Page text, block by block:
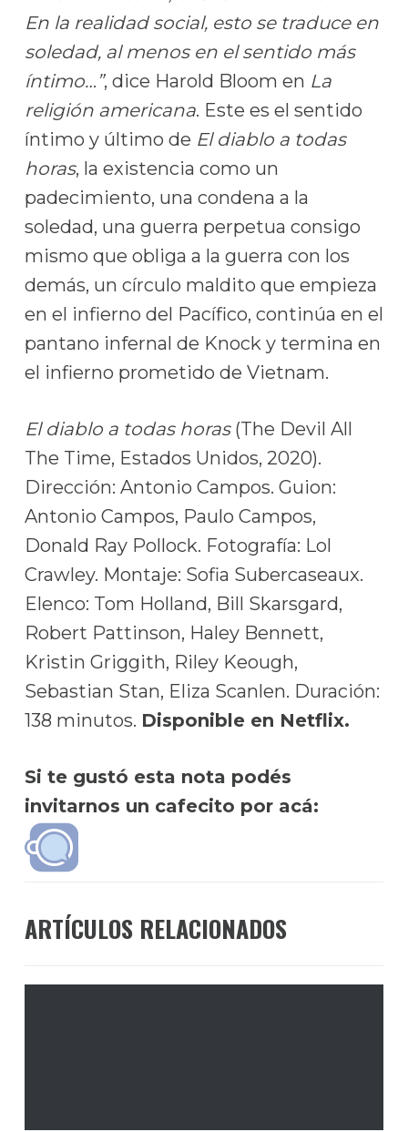
En la realidad social, esto se traduce en
soledad, al menos en el sentido más
íntimo…”, dice Harold Bloom en La
religión americana. Este es el sentido
íntimo y último de El diablo a todas
horas, la existencia como un
padecimiento, una condena a la
soledad, una guerra perpetua consigo
mismo que obliga a la guerra con los
demás, un círculo maldito que empieza
en el infierno del Pacífico, continúa en el
pantano infernal de Knock y termina en
el infierno prometido de Vietnam.
El diablo a todas horas (The Devil All
The Time, Estados Unidos, 2020).
Dirección: Antonio Campos. Guion:
Antonio Campos, Paulo Campos,
Donald Ray Pollock. Fotografía: Lol
Crawley. Montaje: Sofia Subercaseaux.
Elenco: Tom Holland, Bill Skarsgard,
Robert Pattinson, Haley Bennett,
Kristin Griggith, Riley Keough,
Sebastian Stan, Eliza Scanlen. Duración:
138 minutos. Disponible en Netflix.
Si te gustó esta nota podés
invitarnos un cafecito por acá:
ARTÍCULOS RELACIONADOS